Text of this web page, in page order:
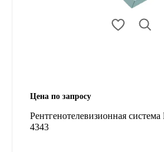
Цена по запросу
Рентгенотелевизионная
4343